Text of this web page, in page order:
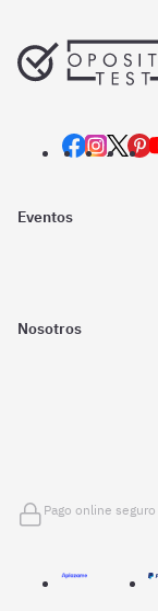
Eventos
Nosotros
Pago online seguro